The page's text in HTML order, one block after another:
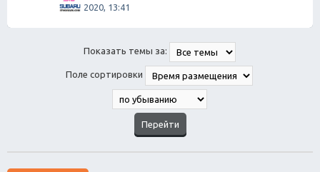
2020, 13:41
Показать темы за:
Поле сортировки